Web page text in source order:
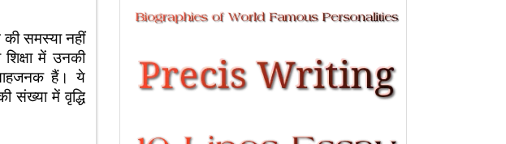
समस्या नहीं
में उनकी
हैं। ये
संख्या में वृद्धि